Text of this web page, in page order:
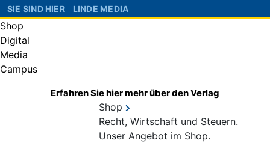
SIE SIND HIER LINDE MEDIA
Shop
Digital
Media
Campus
Erfahren Sie hier mehr über den Verlag
Shop
Recht, Wirtschaft und Steuern.
Unser Angebot im Shop.